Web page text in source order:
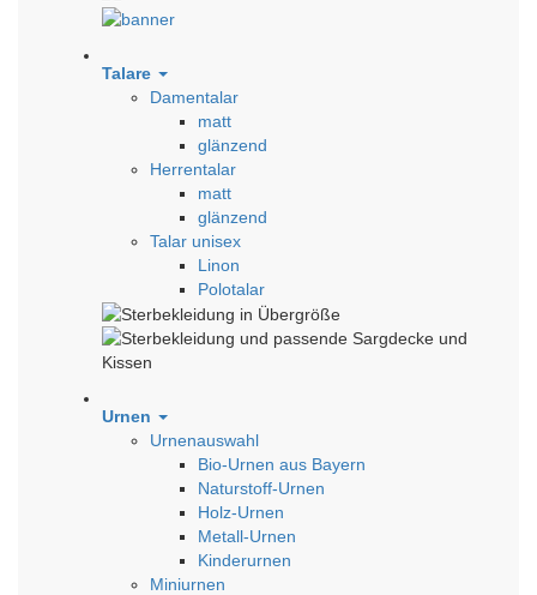
Talare
Damentalar
matt
glänzend
Herrentalar
matt
glänzend
Talar unisex
Linon
Polotalar
Urnen
Urnenauswahl
Bio-Urnen aus Bayern
Naturstoff-Urnen
Holz-Urnen
Metall-Urnen
Kinderurnen
Miniurnen